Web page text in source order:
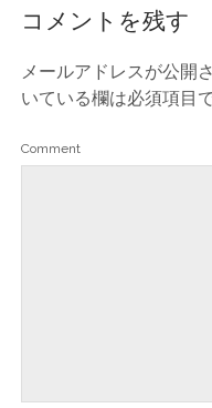
コメントを残す
メールアドレスが公開
いている欄は必須項目
Comment